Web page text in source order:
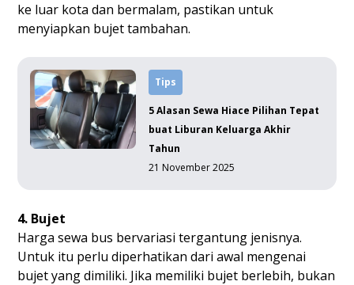
ke luar kota dan bermalam, pastikan untuk
menyiapkan bujet tambahan.
Tips
5 Alasan Sewa Hiace Pilihan Tepat
buat Liburan Keluarga Akhir
Tahun
21 November 2025
4. Bujet
Harga sewa bus bervariasi tergantung jenisnya.
Untuk itu perlu diperhatikan dari awal mengenai
bujet yang dimiliki. Jika memiliki bujet berlebih, bukan